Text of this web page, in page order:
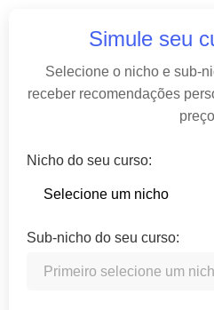
Simule seu
Selecione o nicho e sub-
receber recomendações
Nicho do seu curso:
Sub-nicho do seu curso: